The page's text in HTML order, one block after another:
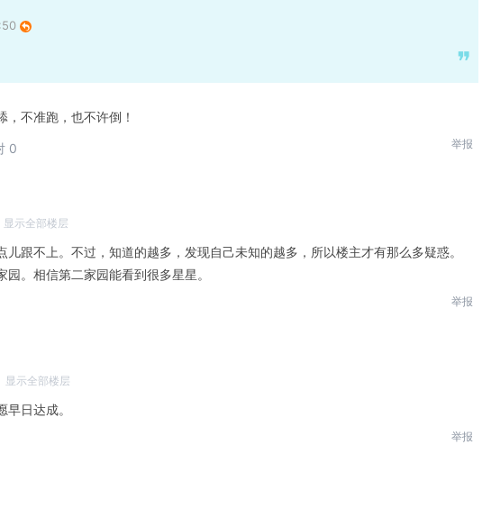
不准跑，也不许倒！
0 举报
显示全部楼层
跟不上。不过，知道的越多，发现自己未知的越多，所以楼主才有那么多疑惑。
。相信第二家园能看到很多星星。
举报
显示全部楼层
日达成。
举报